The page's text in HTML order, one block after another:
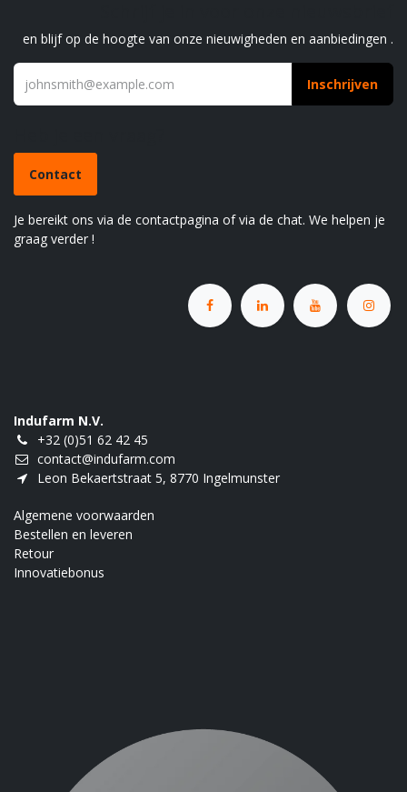
en blijf op de hoogte van onze nieuwigheden en aanbiedingen .
Inschrijven
Contact
Je bereikt ons via de contactpagina of via de chat. We helpen je
graag verder !
Indufarm N.V.
+32 (0)51 62 42 45
contact@indufarm.com
Leon Bekaertstraat 5, 8770 Ingelmunster
Algemene voorwaarden
Bestellen en leveren
Retour
Innovatiebonus